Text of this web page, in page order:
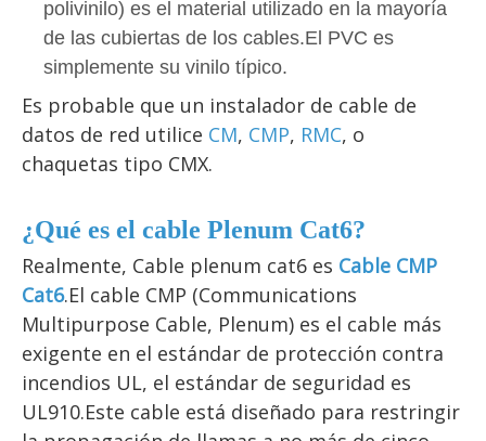
polivinilo) es el material utilizado en la mayoría
de las cubiertas de los cables.El PVC es
simplemente su vinilo típico.
Es probable que un instalador de cable de
datos de red utilice CM, CMP, RMC, o
chaquetas tipo CMX.
¿Qué es el cable Plenum Cat6?
Realmente, Cable plenum cat6 es Cable CMP
Cat6.El cable CMP (Communications
Multipurpose Cable, Plenum) es el cable más
exigente en el estándar de protección contra
incendios UL, el estándar de seguridad es
UL910.Este cable está diseñado para restringir